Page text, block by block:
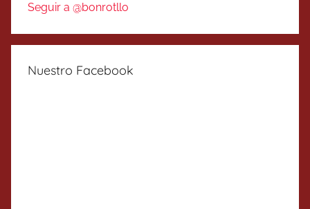
Seguir a @bonrotllo
Nuestro Facebook